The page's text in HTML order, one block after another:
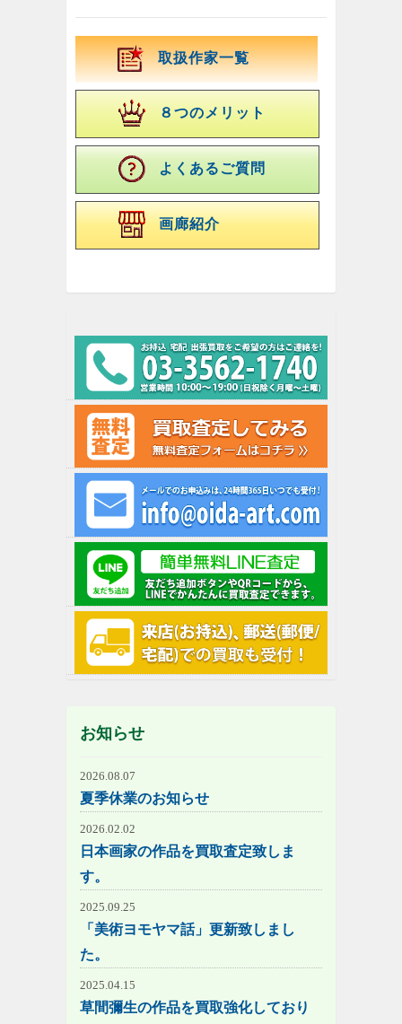
取扱作家一覧
８つのメリット
よくあるご質問
画廊紹介
お知らせ
2026.08.07
夏季休業のお知らせ
2026.02.02
日本画家の作品を買取査定致しま
す。
2025.09.25
「美術ヨモヤマ話」更新致しまし
た。
2025.04.15
草間彌生の作品を買取強化しており